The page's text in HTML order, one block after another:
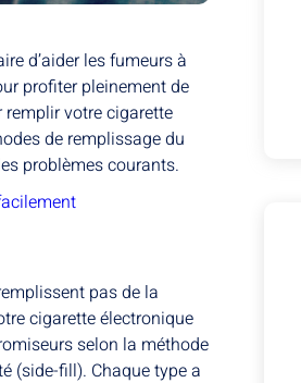
d’aider les fumeurs à
profiter pleinement de
remplir votre cigarette
de remplissage du
problèmes courants.
pas de la
cigarette électronique
selon la méthode
(side-fill). Chaque type a